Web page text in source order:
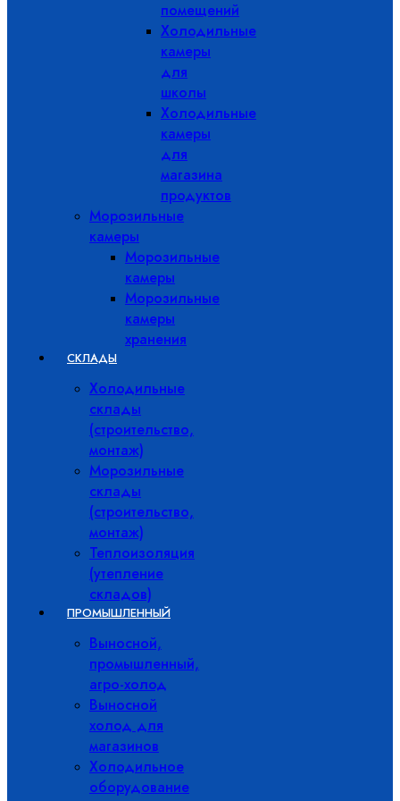
помещений
Холодильные
камеры
для
школы
Холодильные
камеры
для
магазина
продуктов
Морозильные
камеры
Морозильные
камеры
Морозильные
камеры
хранения
СКЛАДЫ
Холодильные
склады
(строительство,
монтаж)
Морозильные
склады
(строительство,
монтаж)
Теплоизоляция
(утепление
складов)
ПРОМЫШЛЕННЫЙ
Выносной,
промышленный,
агро-холод
Выносной
холод для
магазинов
Холодильное
оборудование